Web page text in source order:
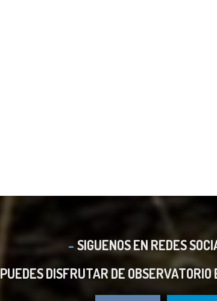
SIGUENOS EN REDES
PUEDES DISFRUTAR DE